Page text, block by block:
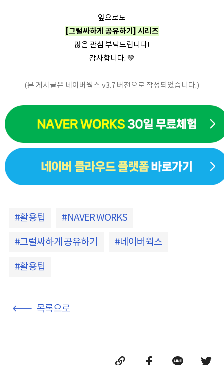
앞으로도
[그럴싸하게 공유하기] 시리즈
많은 관심 부탁드립니다!
감사합니다. 💚
(본 게시글은 네이버웍스 v3.7 버전으로 작성되었습니다.)
활용팁 NAVER WORKS
그럴싸하게 공유하기 네이버웍스
활용팁
목록으로